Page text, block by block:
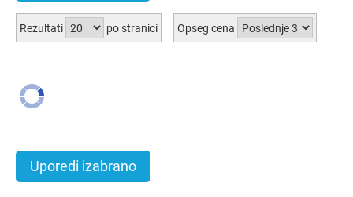
Rezultati po stranici Opseg cena
Uporedi izabrano